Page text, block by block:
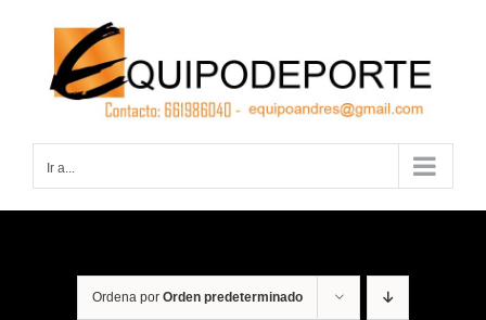
contenido
Ir a...
Ordena por Orden predeterminado